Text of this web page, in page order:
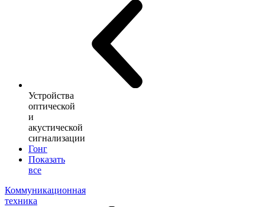
Устройства
оптической
и
акустической
сигнализации
Гонг
Показать
все
Коммуникационная
техника